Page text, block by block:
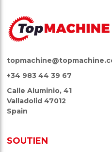
+34 983 44 39 67
Calle Aluminio, 41
Valladolid 47012
Spain
SOUTIEN